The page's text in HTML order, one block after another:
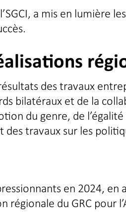
a mis en lumière
des travaux
bilatéraux et de la
du genre, de
des travaux sur les
en 2024, en
régionale du GRC pour